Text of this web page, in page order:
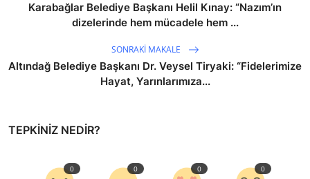
Karabağlar Belediye Başkanı Helil Kınay: “Nazım’ın
dizelerinde hem mücadele hem ...
SONRAKI MAKALE
Altındağ Belediye Başkanı Dr. Veysel Tiryaki: “Fidelerimize
Hayat, Yarınlarımıza...
TEPKINIZ NEDIR?
0 0 0 0